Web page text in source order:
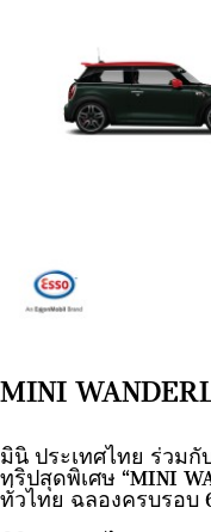
MINI
มินิ ประเทศไทย ร่วมกั
ทริปสุดพิเศษ “MINI
ทั่วไทย ฉลองครบรอบ